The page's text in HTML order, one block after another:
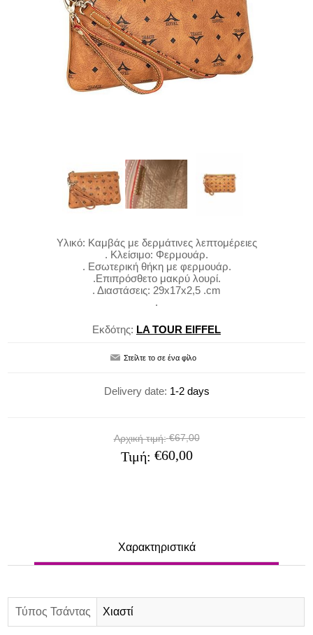
Υλικό: Καμβάς με δερμάτινες λεπτομέρειες
. Κλείσιμο: Φερμουάρ.
. Εσωτερική θήκη με φερμουάρ.
.Επιπρόσθετο μακρύ λουρί.
. Διαστάσεις: 29x17x2,5 .cm
.
Εκδότης: LA TOUR EIFFEL
Delivery date: 1-2 days
Αρχική τιμή: €67,00
Τιμή: €60,00
Χαρακτηριστικά
Τύπος Τσάντας Χιαστί